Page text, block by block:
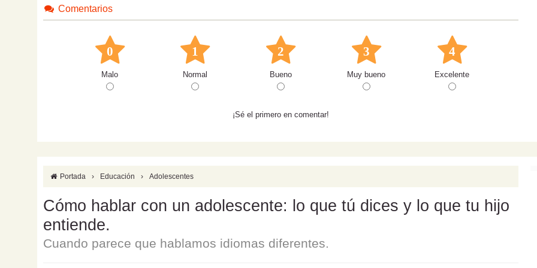
Comentarios
0
Malo
1
Normal
2
Bueno
3
Muy bueno
4
Excelente
¡Sé el primero en comentar!
Portada › Educación › Adolescentes
Cómo hablar con un adolescente: lo que tú dices y lo que tu hijo
entiende.
Cuando parece que hablamos idiomas diferentes.